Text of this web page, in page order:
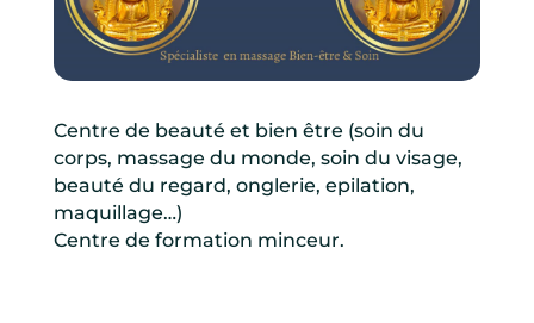
Centre de beauté et bien être (soin du
corps, massage du monde, soin du visage,
beauté du regard, onglerie, epilation,
maquillage…)
Centre de formation minceur.